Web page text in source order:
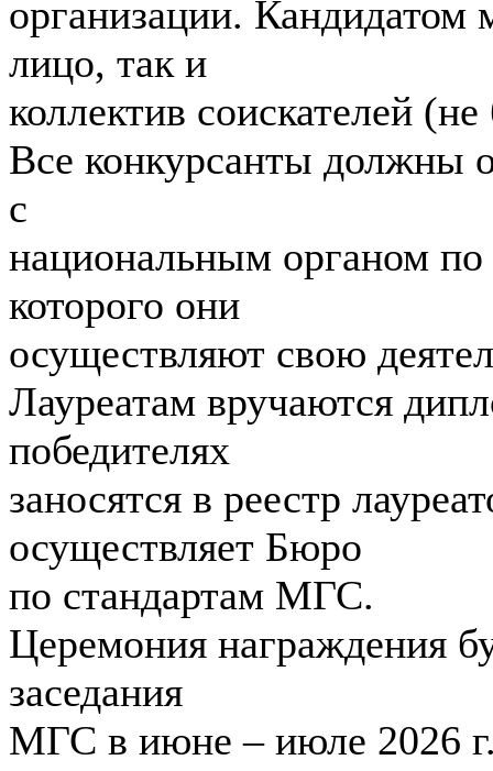
организации. Кандидатом
лицо, так и
коллектив соискателей
Все конкурсанты должны
с
национальным органом по
которого они
осуществляют свою
Лауреатам вручаются
победителях
заносятся в реестр
осуществляет Бюро
по стандартам МГС.
Церемония награждения
заседания
МГС в июне – июле 2026